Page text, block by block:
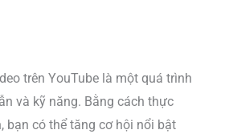
trên YouTube là một quá trình
và kỹ năng. Bằng cách thực
bạn có thể tăng cơ hội nổi bật